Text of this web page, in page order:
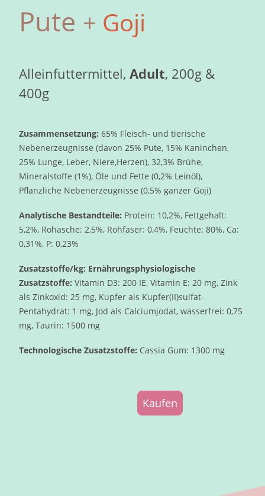
Pute + Goji
Alleinfuttermittel, Adult, 200g &
400g
Zusammensetzung: 65% Fleisch- und tierische
Nebenerzeugnisse (davon 25% Pute, 15% Kaninchen,
25% Lunge, Leber, Niere,Herzen), 32,3% Brühe,
Mineralstoffe (1%), Öle und Fette (0,2% Leinöl),
Pflanzliche Nebenerzeugnisse (0,5% ganzer Goji)
Analytische Bestandteile: Protein: 10,2%, Fettgehalt:
5,2%, Rohasche: 2,5%, Rohfaser: 0,4%, Feuchte: 80%, Ca:
0,31%, P: 0,23%
Zusatzstoffe/kg: Ernährungsphysiologische
Zusatzstoffe: Vitamin D3: 200 IE, Vitamin E: 20 mg, Zink
als Zinkoxid: 25 mg, Kupfer als Kupfer(II)sulfat-
Pentahydrat: 1 mg, Jod als Calciumjodat, wasserfrei: 0,75
mg, Taurin: 1500 mg
Technologische Zusatzstoffe: Cassia Gum: 1300 mg
Kaufen